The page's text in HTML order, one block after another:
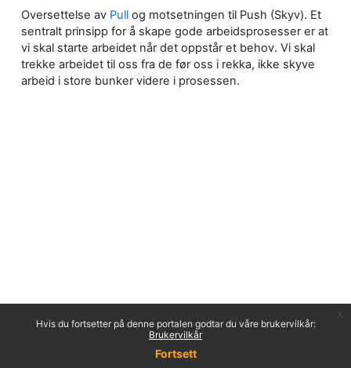
Hvis du fortsetter på denne portalen godtar du våre brukervilkår:
Brukervilkår
Fortsett
Oversettelse av Pullog motsetningen til Push (Skyv). Et
sentralt prinsipp for å skape gode arbeidsprosesser er at
vi skal starte arbeidet når det oppstår et behov. Vi skal
trekke arbeidet til oss fra de før oss i rekka, ikke skyve
arbeid i store bunker videre i prosessen.